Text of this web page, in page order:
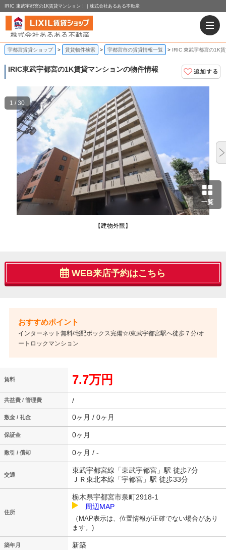
IRIC 東武宇都宮の1K賃貸マンション！｜株式会社あるある不動産
宇都宮賃貸ショップ 賃貸物件検索 宇都宮市の賃貸情報一覧 IRIC 東武宇都宮の1K
IRIC東武宇都宮の1K賃貸マンションの物件情報
一覧
【建物外観】
1 / 30
WEB来店予約はこちら
インターネット無料/宅配ボックス完備☆/東武宇都宮駅へ徒歩７分/オ
ートロックマンション
賃料 7.7万円
共益費 / 管理費 /
敷金 / 礼金 0ヶ月 / 0ヶ月
保証金 0ヶ月
敷引 / 償却 0ヶ月 / -
交通
東武宇都宮線「東武宇都宮」駅 徒歩7分
ＪＲ東北本線「宇都宮」駅 徒歩33分
住所
栃木県宇都宮市泉町2918-1
周辺MAP
（MAP表示は、位置情報が正確でない場合があり
ます。)
築年月 新築